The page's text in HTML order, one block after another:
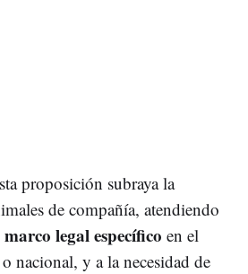
proposición subraya la
de compañía, atendiendo
legal específico en el
nacional, y a la necesidad de